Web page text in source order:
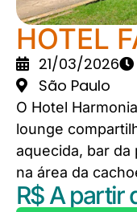
HOTEL
21/03/2026
São Paulo
O Hotel
lounge
aquecida, bar da
na área da
R$ A partir